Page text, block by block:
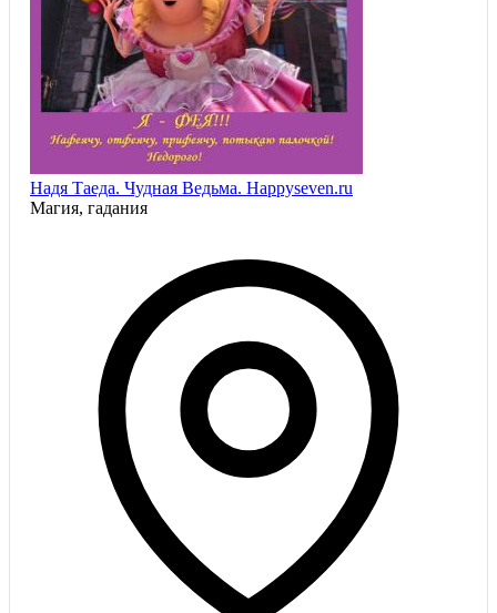
Надя Таеда. Чудная Ведьма. Happyseven.ru
Магия, гадания